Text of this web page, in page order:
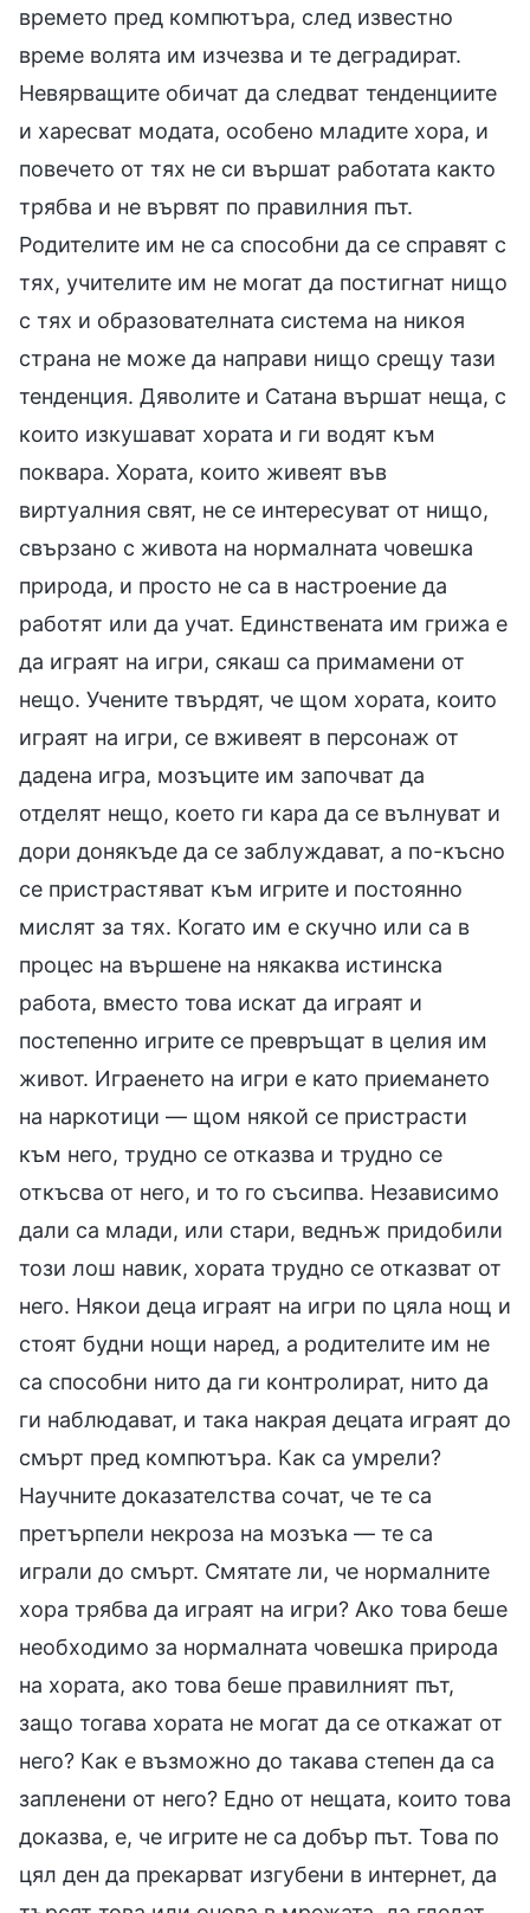
времето пред компютъра, след известно
време волята им изчезва и те деградират.
Невярващите обичат да следват тенденциите
и харесват модата, особено младите хора, и
повечето от тях не си вършат работата както
трябва и не вървят по правилния път.
Родителите им не са способни да се справят с
тях, учителите им не могат да постигнат нищо
с тях и образователната система на никоя
страна не може да направи нищо срещу тази
тенденция. Дяволите и Сатана вършат неща, с
които изкушават хората и ги водят към
поквара. Хората, които живеят във
виртуалния свят, не се интересуват от нищо,
свързано с живота на нормалната човешка
природа, и просто не са в настроение да
работят или да учат. Единствената им грижа е
да играят на игри, сякаш са примамени от
нещо. Учените твърдят, че щом хората, които
играят на игри, се вживеят в персонаж от
дадена игра, мозъците им започват да
отделят нещо, което ги кара да се вълнуват и
дори донякъде да се заблуждават, а по-късно
се пристрастяват към игрите и постоянно
мислят за тях. Когато им е скучно или са в
процес на вършене на някаква истинска
работа, вместо това искат да играят и
постепенно игрите се превръщат в целия им
живот. Играенето на игри е като приемането
на наркотици — щом някой се пристрасти
към него, трудно се отказва и трудно се
откъсва от него, и то го съсипва. Независимо
дали са млади, или стари, веднъж придобили
този лош навик, хората трудно се отказват от
него. Някои деца играят на игри по цяла нощ и
стоят будни нощи наред, а родителите им не
са способни нито да ги контролират, нито да
ги наблюдават, и така накрая децата играят до
смърт пред компютъра. Как са умрели?
Научните доказателства сочат, че те са
претърпели некроза на мозъка — те са
играли до смърт. Смятате ли, че нормалните
хора трябва да играят на игри? Ако това беше
необходимо за нормалната човешка природа
на хората, ако това беше правилният път,
защо тогава хората не могат да се откажат от
него? Как е възможно до такава степен да са
запленени от него? Едно от нещата, които това
доказва, е, че игрите не са добър път. Това по
цял ден да прекарват изгубени в интернет, да